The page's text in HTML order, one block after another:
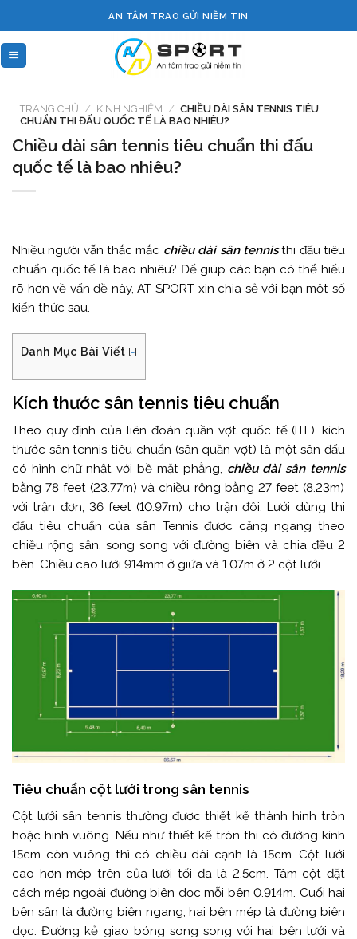
to
content
AN TÂM TRAO GỬI NIỀM TIN
TRANG CHỦ / KINH NGHIỆM / CHIỀU DÀI SÂN TENNIS TIÊU
CHUẨN THI ĐẤU QUỐC TẾ LÀ BAO NHIÊU?
Chiều dài sân tennis tiêu chuẩn thi đấu
quốc tế là bao nhiêu?
Nhiều người vẫn thắc mắc chiều dài sân tennisthi đấu tiêu
chuẩn quốc tế là bao nhiêu? Để giúp các bạn có thể hiểu
rõ hơn về vấn đề này, AT SPORT xin chia sẻ với bạn một số
kiến thức sau.
Danh Mục Bài Viết [-]
Kích thước sân tennis tiêu chuẩn
Theo quy định của liên đoàn quần vợt quốc tế (ITF), kích
thước sân tennis tiêu chuẩn (sân quần vợt) là một sân đấu
có hình chữ nhật với bề mặt phẳng, chiều dài sân tennis
bằng 78 feet (23.77m) và chiều rộng bằng 27 feet (8.23m)
với trận đơn, 36 feet (10.97m) cho trận đôi. Lưới dùng thi
đấu tiêu chuẩn của sân Tennis được căng ngang theo
chiều rộng sân, song song với đường biên và chia đều 2
bên. Chiều cao lưới 914mm ở giữa và 1.07m ở 2 cột lưới.
Tiêu chuẩn cột lưới trong sân tennis
Cột lưới sân tennis thường được thiết kế thành hình tròn
hoặc hình vuông. Nếu như thiết kế tròn thì có đường kính
15cm còn vuông thì có chiều dài cạnh là 15cm. Cột lưới
cao hơn mép trên của lưới tối đa là 2.5cm. Tâm cột đặt
cách mép ngoài đường biên dọc mỗi bên 0.914m. Cuối hai
bên sân là đường biên ngang, hai bên mép là đường biên
dọc. Đường kẻ giao bóng song song với hai bên lưới và